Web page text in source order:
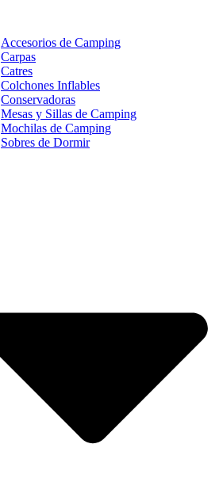
Accesorios de Camping
Carpas
Catres
Colchones Inflables
Conservadoras
Mesas y Sillas de Camping
Mochilas de Camping
Sobres de Dormir